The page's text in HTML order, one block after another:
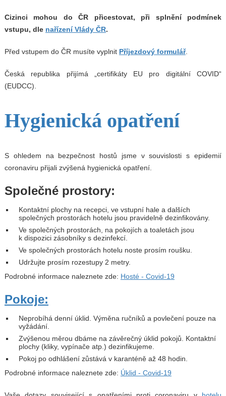
Cizinci mohou do ČR přicestovat, při splnění podmínek
vstupu, dle nařízení Vlády ČR.
Před vstupem do ČR musíte vyplnit Příjezdový formulář.
Česká republika přijímá „certifikáty EU pro digitální COVID“
(EUDCC).
Hygienická opatření
S ohledem na bezpečnost hostů jsme v souvislosti s epidemií
coronaviru přijali zvýšená hygienická opatření.
Společné prostory:
Kontaktní plochy na recepci, ve vstupní hale a dalších
společných prostorách hotelu jsou pravidelně dezinfikovány.
Ve společných prostorách, na pokojích a toaletách jsou
k dispozici zásobníky s dezinfekcí.
Ve společných prostorách hotelu noste prosím roušku.
Udržujte prosím rozestupy 2 metry.
Podrobné informace naleznete zde: Hosté - Covid-19
Pokoje:
Neprobíhá denní úklid. Výměna ručníků a povlečení pouze na
vyžádání.
Zvýšenou měrou dbáme na závěrečný úklid pokojů. Kontaktní
plochy (kliky, vypínače atp.) dezinfikujeme.
Pokoj po odhlášení zůstává v karanténě až 48 hodin.
Podrobné informace naleznete zde: Úklid - Covid-19